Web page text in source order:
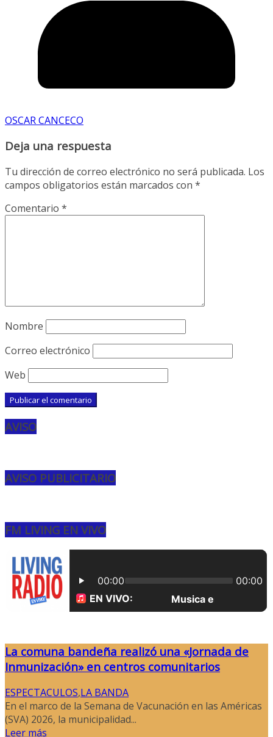
OSCAR CANCECO
Deja una respuesta
Tu dirección de correo electrónico no será publicada. Los
campos obligatorios están marcados con *
Comentario *
Nombre
Correo electrónico
Web
AVISO
AVISO PUBLICITARIO
FM LIVING EN VIVO
La comuna bandeña realizó una «Jornada de
Inmunización» en centros comunitarios
ESPECTACULOS,LA BANDA
En el marco de la Semana de Vacunación en las Américas
(SVA) 2026, la municipalidad...
Leer más